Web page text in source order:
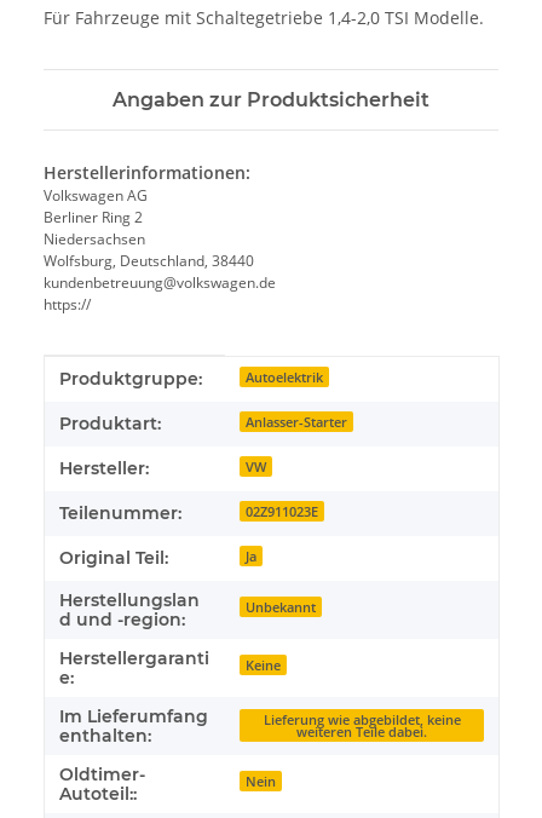
Für Fahrzeuge mit Schaltegetriebe 1,4-2,0 TSI Modelle.
Angaben zur Produktsicherheit
Herstellerinformationen:
Volkswagen AG
Berliner Ring 2
Niedersachsen
Wolfsburg, Deutschland, 38440
kundenbetreuung@volkswagen.de
https://
Produkteigenschaft
Wert
Produktgruppe: Autoelektrik
Produktart: Anlasser-Starter
Hersteller: VW
Teilenummer: 02Z911023E
Original Teil: Ja
Herstellungslan
d und -region:
Unbekannt
Herstellergaranti
e:
Keine
Im Lieferumfang
enthalten:
Lieferung wie abgebildet, keine
weiteren Teile dabei.
Oldtimer-
Autoteil::
Nein